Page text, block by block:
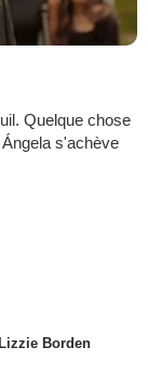
Quelque chose
s'achève
Borden